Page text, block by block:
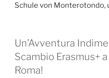
Schule von Monterotondo,
Un’Avventura
Scambio Erasmus+
Roma!